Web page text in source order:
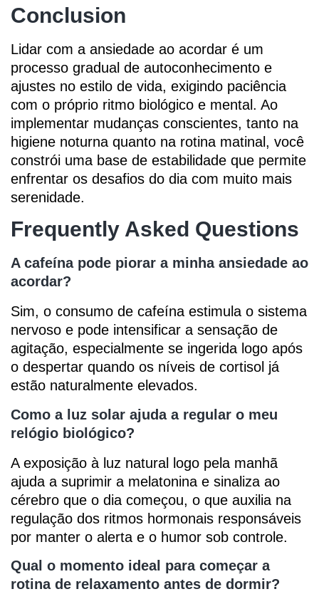
Conclusion
Lidar com a ansiedade ao acordar é um
processo gradual de autoconhecimento e
ajustes no estilo de vida, exigindo paciência
com o próprio ritmo biológico e mental. Ao
implementar mudanças conscientes, tanto na
higiene noturna quanto na rotina matinal, você
constrói uma base de estabilidade que permite
enfrentar os desafios do dia com muito mais
serenidade.
Frequently Asked Questions
A cafeína pode piorar a minha ansiedade ao
acordar?
Sim, o consumo de cafeína estimula o sistema
nervoso e pode intensificar a sensação de
agitação, especialmente se ingerida logo após
o despertar quando os níveis de cortisol já
estão naturalmente elevados.
Como a luz solar ajuda a regular o meu
relógio biológico?
A exposição à luz natural logo pela manhã
ajuda a suprimir a melatonina e sinaliza ao
cérebro que o dia começou, o que auxilia na
regulação dos ritmos hormonais responsáveis
por manter o alerta e o humor sob controle.
Qual o momento ideal para começar a
rotina de relaxamento antes de dormir?